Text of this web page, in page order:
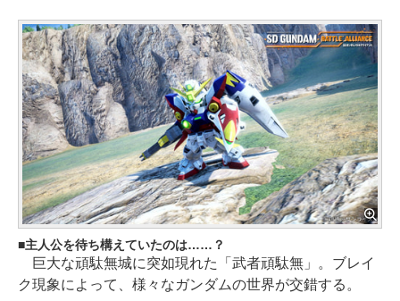
主人公を待ち構えていたのは……？
巨大な頑駄無城に突如現れた「武者頑駄無」。ブレイ
ク現象によって、様々なガンダムの世界が交錯する。